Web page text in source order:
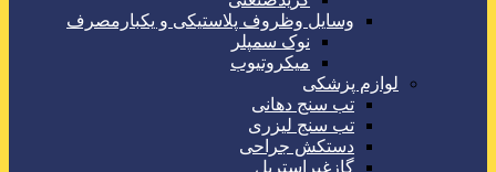
وسایل وظروف پلاستیکی و یکبارمصرف
نوک سمپلر
میکروتیوب
لوازم پزشکی
تب سنج دهانی
تب سنج لیزری
دستکش جراحی
گازغیراستریل